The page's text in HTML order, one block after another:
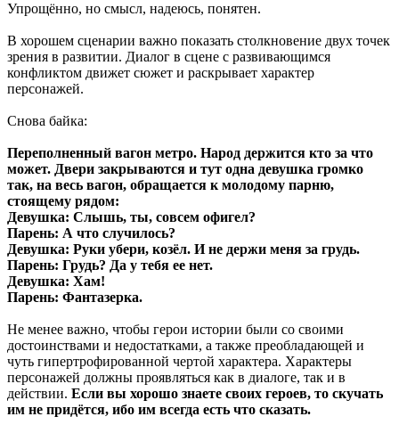
Упрощённо, но смысл, надеюсь, понятен.
В хорошем сценарии важно показать столкновение двух точек
зрения в развитии. Диалог в сцене с развивающимся
конфликтом движет сюжет и раскрывает характер
персонажей.
Снова байка:
Переполненный вагон метро. Народ держится кто за что
может. Двери закрываются и тут одна девушка громко
так, на весь вагон, обращается к молодому парню,
стоящему рядом:
Девушка: Слышь, ты, совсем офигел?
Парень: А что случилось?
Девушка: Руки убери, козёл. И не держи меня за грудь.
Парень: Грудь? Да у тебя ее нет.
Девушка: Хам!
Парень: Фантазерка.
Не менее важно, чтобы герои истории были со своими
достоинствами и недостатками, а также преобладающей и
чуть гипертрофированной чертой характера. Характеры
персонажей должны проявляться как в диалоге, так и в
действии. Если вы хорошо знаете своих героев, то скучать
им не придётся, ибо им всегда есть что сказать.